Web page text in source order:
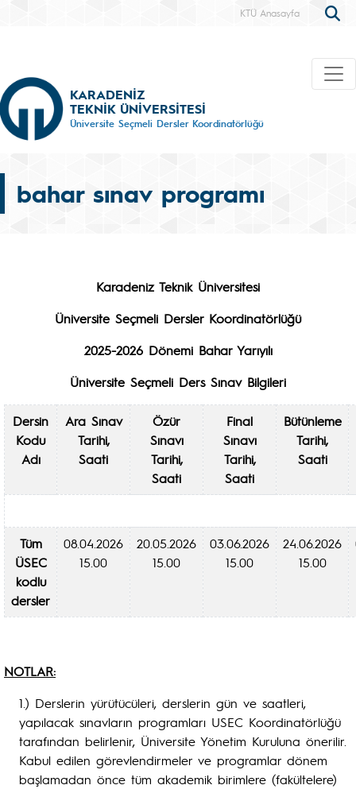
KTÜ Anasayfa
KARADENİZ
TEKNİK ÜNİVERSİTESİ
Üniversite Seçmeli Dersler Koordinatörlüğü
bahar sınav programı
Karadeniz Teknik Üniversitesi
Üniversite Seçmeli Dersler Koordinatörlüğü
2025-2026 Dönemi Bahar Yarıyılı
Üniversite Seçmeli Ders Sınav Bilgileri
Dersin
Kodu
Adı
Ara Sınav
Tarihi,
Saati
Özür
Sınavı
Tarihi,
Saati
Final
Sınavı
Tarihi,
Saati
Bütünleme
Tarihi,
Saati
Tüm
ÜSEC
kodlu
dersler
08.04.2026
15.00
20.05.2026
15.00
03.06.2026
15.00
24.06.2026
15.00
NOTLAR:
1.) Derslerin yürütücüleri, derslerin gün ve saatleri,
yapılacak sınavların programları USEC Koordinatörlüğü
tarafından belirlenir, Üniversite Yönetim Kuruluna önerilir.
Kabul edilen görevlendirmeler ve programlar dönem
başlamadan önce tüm akademik birimlere (fakültelere)